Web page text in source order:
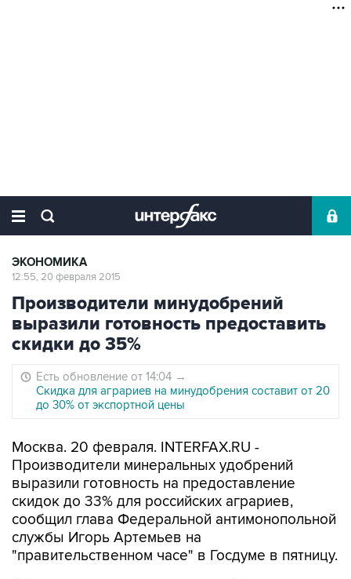
ЭКОНОМИКА
12:55, 20 февраля 2015
Производители минудобрений
выразили готовность предоставить
скидки до 35%
Есть обновление от 14:04 →
Скидка для аграриев на минудобрения составит от 20
до 30% от экспортной цены
Москва. 20 февраля. INTERFAX.RU -
Производители минеральных удобрений
выразили готовность на предоставление
скидок до 33% для российских аграриев,
сообщил глава Федеральной антимонопольной
службы Игорь Артемьев на
"правительственном часе" в Госдуме в пятницу.